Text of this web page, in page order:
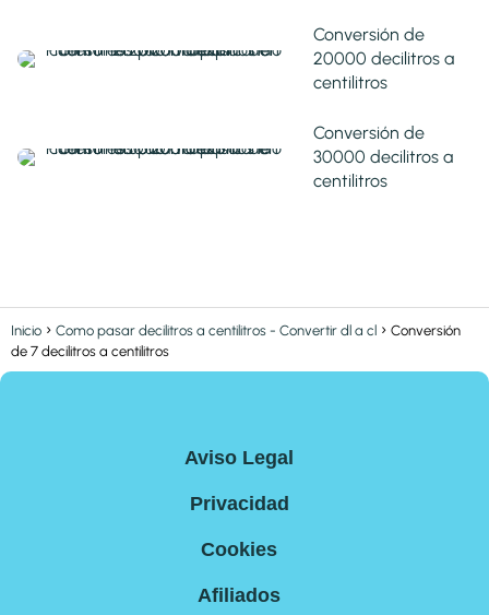
Conversión de
20000 decilitros a
centilitros
Conversión de
30000 decilitros a
centilitros
Inicio Como pasar decilitros a centilitros - Convertir dl a cl
Conversión
de 7 decilitros a centilitros
Aviso Legal
Privacidad
Cookies
Afiliados